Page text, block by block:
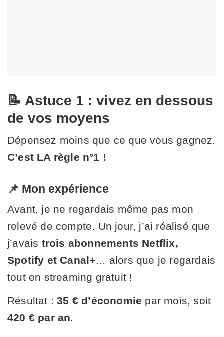
📝 Astuce 1 : vivez en dessous
de vos moyens
Dépensez moins que ce que vous gagnez.
C’est LA règle n°1 !
📌 Mon expérience
Avant, je ne regardais même pas mon
relevé de compte. Un jour, j’ai réalisé que
j’avais trois abonnements Netflix,
Spotify et Canal+ … alors que je regardais
tout en streaming gratuit !
Résultat :35 € d’économie par mois, soit
420 € par an